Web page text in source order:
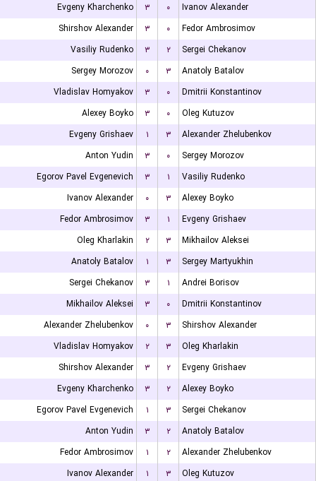
Evgeny Kharchenko
۳ ۰
Ivanov Alexander
Shirshov Alexander
۳ ۰
Fedor Ambrosimov
Vasiliy Rudenko
۳ ۲
Sergei Chekanov
Sergey Morozov
۰ ۳
Anatoly Batalov
Vladislav Homyakov
۳ ۰
Dmitrii Konstantinov
Alexey Boyko
۳ ۰
Oleg Kutuzov
Evgeny Grishaev
۱ ۳
Alexander Zhelubenkov
Anton Yudin
۳ ۰
Sergey Morozov
Egorov Pavel Evgenevich
۳ ۱
Vasiliy Rudenko
Ivanov Alexander
۰ ۳
Alexey Boyko
Fedor Ambrosimov
۳ ۱
Evgeny Grishaev
Oleg Kharlakin
۲ ۳
Mikhailov Aleksei
Anatoly Batalov
۱ ۳
Sergey Martyukhin
Sergei Chekanov
۳ ۱
Andrei Borisov
Mikhailov Aleksei
۳ ۰
Dmitrii Konstantinov
Alexander Zhelubenkov
۰ ۳
Shirshov Alexander
Vladislav Homyakov
۲ ۳
Oleg Kharlakin
Shirshov Alexander
۳ ۲
Evgeny Grishaev
Evgeny Kharchenko
۳ ۲
Alexey Boyko
Egorov Pavel Evgenevich
۱ ۳
Sergei Chekanov
Anton Yudin
۳ ۲
Anatoly Batalov
Fedor Ambrosimov
۱ ۲
Alexander Zhelubenkov
Ivanov Alexander
۱ ۳
Oleg Kutuzov